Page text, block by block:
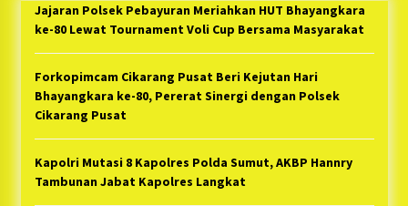
Jajaran Polsek Pebayuran Meriahkan HUT Bhayangkara
ke-80 Lewat Tournament Voli Cup Bersama Masyarakat
Forkopimcam Cikarang Pusat Beri Kejutan Hari
Bhayangkara ke-80, Pererat Sinergi dengan Polsek
Cikarang Pusat
Kapolri Mutasi 8 Kapolres Polda Sumut, AKBP Hannry
Tambunan Jabat Kapolres Langkat